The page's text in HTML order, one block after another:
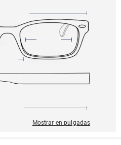
Mostrar en pulgadas